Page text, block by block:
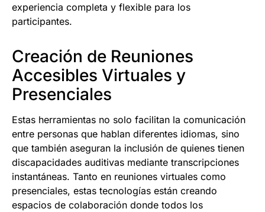
experiencia completa y flexible para los
participantes.
Creación de Reuniones
Accesibles Virtuales y
Presenciales
Estas herramientas no solo facilitan la comunicación
entre personas que hablan diferentes idiomas, sino
que también aseguran la inclusión de quienes tienen
discapacidades auditivas mediante transcripciones
instantáneas. Tanto en reuniones virtuales como
presenciales, estas tecnologías están creando
espacios de colaboración donde todos los